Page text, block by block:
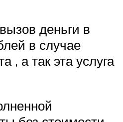
деньги в
в случае
, а так эта услуга